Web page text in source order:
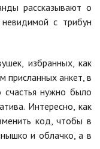
рассказывают о
с трибун
избранных, как
присланных анкет, в
счастья нужно было
Интересно, как
код, чтобы в
и облачко, а в